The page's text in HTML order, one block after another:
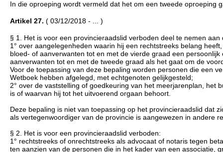
In die oproeping wordt vermeld dat het om een tweede oproeping
Artikel 27. ( 03/12/2018 - ... )
§ 1. Het is voor een provincieraadslid verboden deel te nemen
1° over aangelegenheden waarin hij een rechtstreeks belang
bloed- of aanverwanten tot en met de vierde graad een
aanverwanten tot en met de tweede graad als het gaat om de
Voor de toepassing van deze bepaling worden personen die een
Wetboek hebben afgelegd, met echtgenoten gelijkgesteld;
2° over de vaststelling of goedkeuring van het meerjarenplan, het
is of waarvan hij tot het uitvoerend orgaan behoort.
Deze bepaling is niet van toepassing op het provincieraadslid dat
als vertegenwoordiger van de provincie is aangewezen in andere
§ 2. Het is voor een provincieraadslid verboden:
1° rechtstreeks of onrechtstreeks als advocaat of notaris tegen
ten aanzien van de personen die in het kader van een associatie,